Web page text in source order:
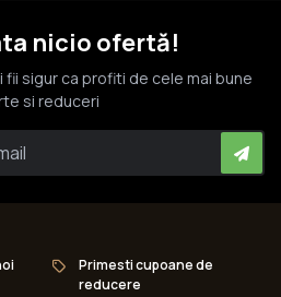
nicio ofertă!
sigur ca profiti de cele mai bune
si reduceri
Primesti cupoane de
reducere